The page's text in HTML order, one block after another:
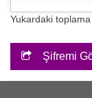
Yukardaki toplama
Şifremi